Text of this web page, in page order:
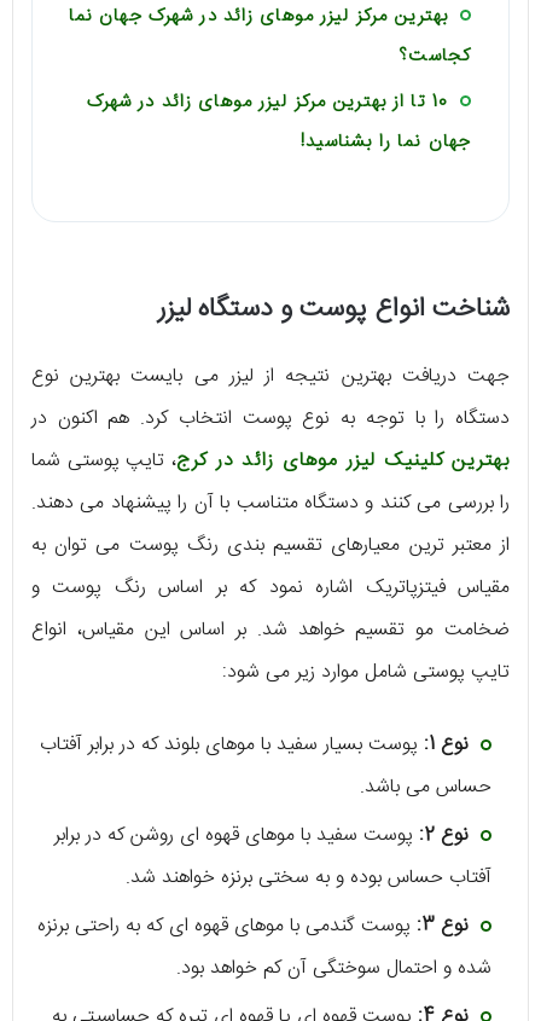
بهترین مرکز لیزر موهای زائد در شهرک جهان نما
کجاست؟
10 تا از بهترین مرکز لیزر موهای زائد در شهرک
جهان نما را بشناسید!
شناخت انواع پوست و دستگاه لیزر
جهت دریافت بهترین نتیجه از لیزر می ‌بایست بهترین نوع
دستگاه را با توجه به نوع پوست انتخاب کرد. هم اکنون در
بهترین کلینیک لیزر موهای زائد در کرج، تایپ پوستی شما
را بررسی می کنند و دستگاه متناسب با آن را پیشنهاد می ‌دهند.
از معتبر ترین معیارهای تقسیم بندی رنگ پوست می ‌توان به
مقیاس فیتزپاتریک اشاره نمود که بر اساس رنگ پوست و
ضخامت مو تقسیم خواهد شد. بر اساس این مقیاس، انواع
تایپ پوستی شامل موارد زیر می‌ شود:
نوع 1:
پوست بسیار سفید با موهای بلوند که در برابر آفتاب
حساس می باشد.
نوع 2:
پوست سفید با موهای قهوه ‌ای روشن که در برابر
آفتاب حساس بوده و به سختی برنزه خواهند شد.
نوع 3:
پوست گندمی با موهای قهوه ‌ای که به راحتی برنزه
شده و احتمال سوختگی آن کم خواهد بود.